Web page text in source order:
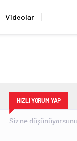
Videolar
HIZLI YORUM YAP